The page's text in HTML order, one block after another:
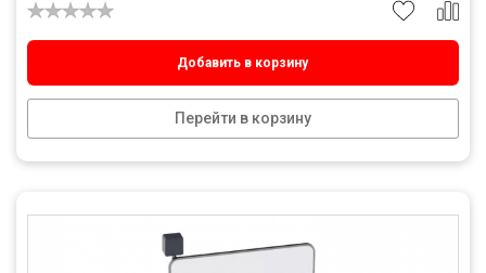
Добавить в корзину
Перейти в корзину